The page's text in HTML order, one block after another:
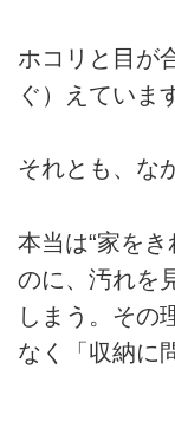
ホコリと目が
ぐ）えていま
それとも、な
本当は“家を
のに、汚れを
しまう。その
なく「収納に